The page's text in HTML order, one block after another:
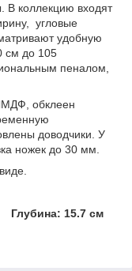
В коллекцию входят
угловые
удобную
см до 105
пеналом,
обклеен
доводчики. У
ножек до 30 мм.
15.7 см